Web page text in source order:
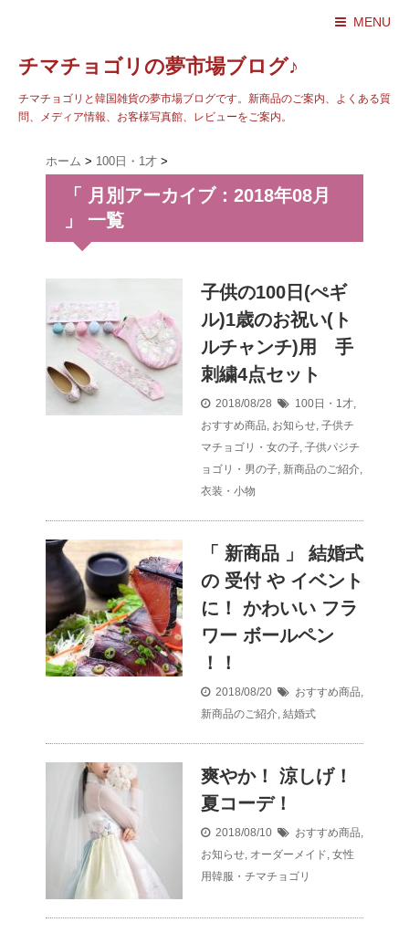
MENU
チマチョゴリの夢市場ブログ♪
チマチョゴリと韓国雑貨の夢市場ブログです。新商品のご案内、よくある質
問、メディア情報、お客様写真館、レビューをご案内。
ホーム > 100日・1才 >
「 月別アーカイブ：2018年08月
」 一覧
子供の100日(ぺギ
ル)1歳のお祝い(ト
ルチャンチ)用 手
刺繍4点セット
2018/08/28 100日・1才,
おすすめ商品, お知らせ, 子供チ
マチョゴリ・女の子, 子供パジチ
ョゴリ・男の子, 新商品のご紹介,
衣装・小物
「 新商品 」 結婚式
の 受付 や イベント
に！ かわいい フラ
ワー ボールペン
！！
2018/08/20 おすすめ商品,
新商品のご紹介, 結婚式
爽やか！ 涼しげ！
夏コーデ！
2018/08/10 おすすめ商品,
お知らせ, オーダーメイド, 女性
用韓服・チマチョゴリ